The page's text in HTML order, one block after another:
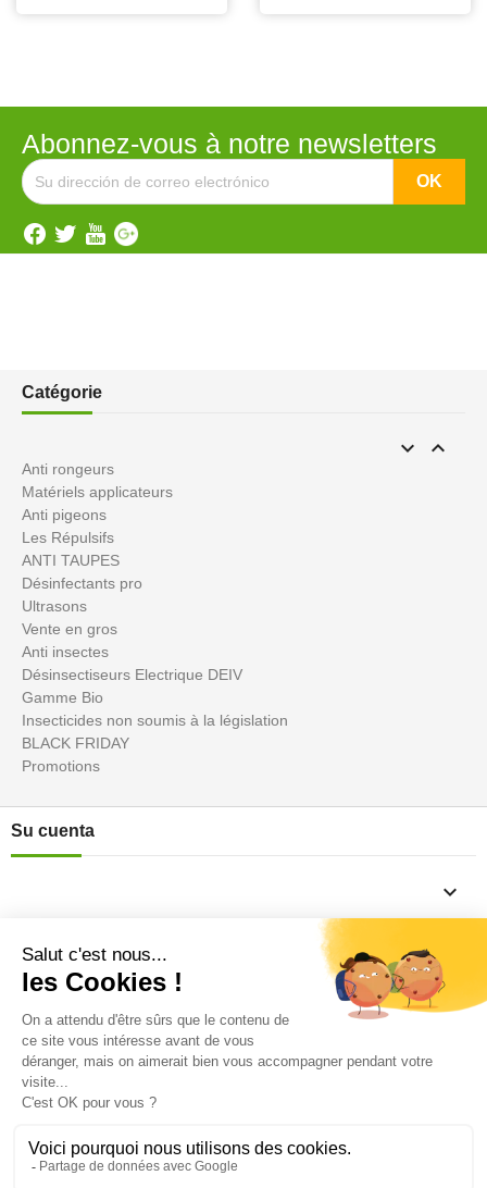
Abonnez-vous à notre newsletters
Catégorie
 
Anti rongeurs
Matériels applicateurs
Anti pigeons
Les Répulsifs
ANTI TAUPES
Désinfectants pro
Ultrasons
Vente en gros
Anti insectes
Désinsectiseurs Electrique DEIV
Gamme Bio
Insecticides non soumis à la législation
BLACK FRIDAY
Promotions
Su cuenta

Informations

Fiches conseils
Insecte